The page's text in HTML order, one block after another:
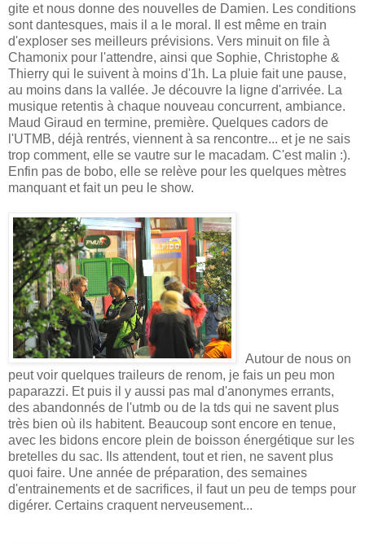
gite et nous donne des nouvelles de Damien. Les conditions
sont dantesques, mais il a le moral. Il est même en train
d'exploser ses meilleurs prévisions. Vers minuit on file à
Chamonix pour l'attendre, ainsi que Sophie, Christophe &
Thierry qui le suivent à moins d'1h. La pluie fait une pause,
au moins dans la vallée. Je découvre la ligne d'arrivée. La
musique retentis à chaque nouveau concurrent, ambiance.
Maud Giraud en termine, première. Quelques cadors de
l'UTMB, déjà rentrés, viennent à sa rencontre... et je ne sais
trop comment, elle se vautre sur le macadam. C'est malin :).
Enfin pas de bobo, elle se relève pour les quelques mètres
manquant et fait un peu le show.
Autour de nous on
peut voir quelques traileurs de renom, je fais un peu mon
paparazzi. Et puis il y aussi pas mal d'anonymes errants,
des abandonnés de l'utmb ou de la tds qui ne savent plus
très bien où ils habitent. Beaucoup sont encore en tenue,
avec les bidons encore plein de boisson énergétique sur les
bretelles du sac. Ils attendent, tout et rien, ne savent plus
quoi faire. Une année de préparation, des semaines
d'entrainements et de sacrifices, il faut un peu de temps pour
digérer. Certains craquent nerveusement...